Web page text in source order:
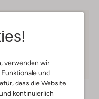
verwenden wir
und
dass die Website
kontinuierlich